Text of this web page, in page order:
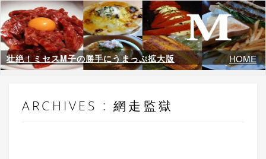
壮絶！ミセスM子の勝手にうまっぷ拡大版 HOME
ARCHIVES : 網走監獄